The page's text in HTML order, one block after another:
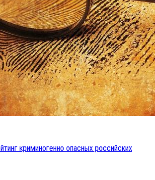
криминогенно опасных российских